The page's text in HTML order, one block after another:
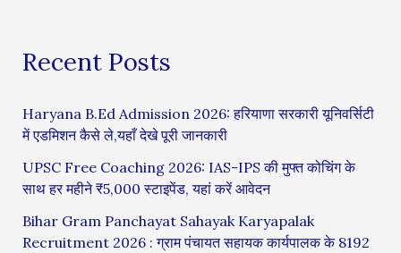
Recent Posts
Haryana B.Ed Admission 2026: हरियाणा सरकारी यूनिवर्सिटी
में एडमिशन कैसे ले,यहाँ देखे पूरी जानकारी
UPSC Free Coaching 2026: IAS-IPS की मुफ्त कोचिंग के
साथ हर महीने ₹5,000 स्टाइपेंड, यहां करें आवेदन
Bihar Gram Panchayat Sahayak Karyapalak
Recruitment 2026 : ग्राम पंचायत सहायक कार्यपालक के 8192